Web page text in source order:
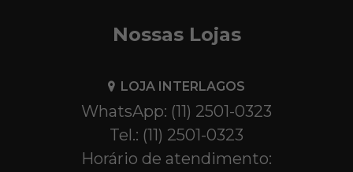
Nossas Lojas
LOJA INTERLAGOS
WhatsApp: (11) 2501-0323
Tel.: (11) 2501-0323
Horário de atendimento: